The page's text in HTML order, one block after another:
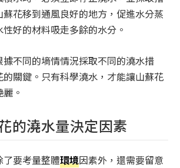
花移到通風良好的地方，促進水分蒸
好的材料吸走多餘的水分。
不同的墒情情況採取不同的澆水措
關鍵。只有科學澆水，才能讓山蘇花
。
的澆水量決定因素
了要考量整體環境因素外，還需要留意